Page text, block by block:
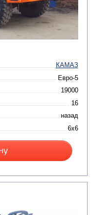
цену